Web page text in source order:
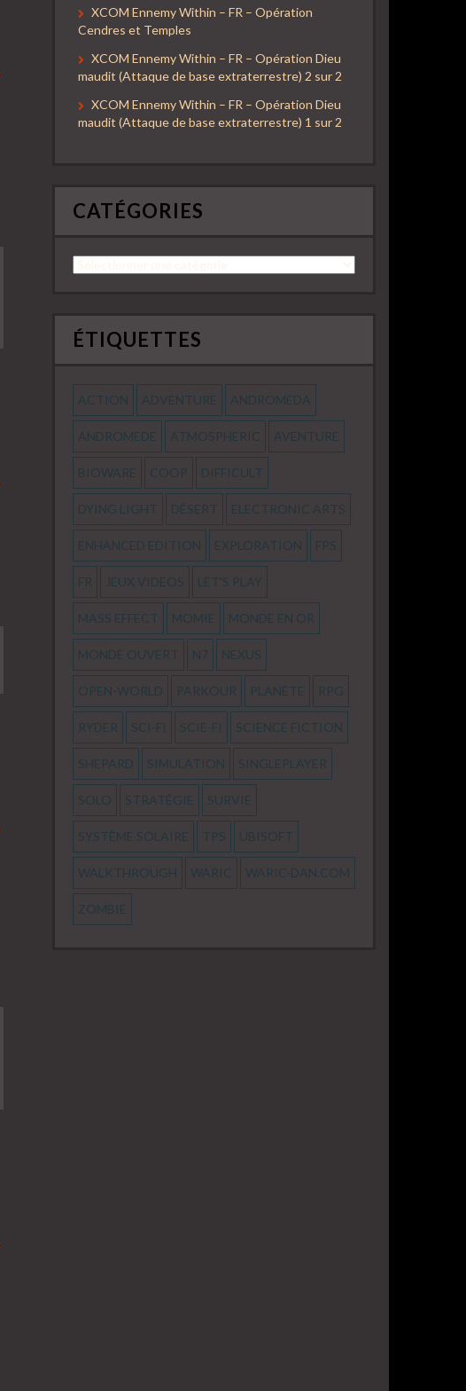
XCOM Ennemy Within – FR – Opération
Cendres et Temples
XCOM Ennemy Within – FR – Opération Dieu
maudit (Attaque de base extraterrestre) 2 sur 2
XCOM Ennemy Within – FR – Opération Dieu
maudit (Attaque de base extraterrestre) 1 sur 2
CATÉGORIES
Catégories
ÉTIQUETTES
ACTION ADVENTURE ANDROMEDA
ANDROMEDE ATMOSPHERIC AVENTURE
BIOWARE COOP DIFFICULT
DYING LIGHT DÉSERT ELECTRONIC ARTS
ENHANCED EDITION EXPLORATION FPS
FR JEUX VIDEOS LET'S PLAY
MASS EFFECT MOMIE MONDE EN OR
MONDE OUVERT N7 NEXUS
OPEN-WORLD PARKOUR PLANÈTE RPG
RYDER SCI-FI SCIE-FI SCIENCE FICTION
SHEPARD SIMULATION SINGLEPLAYER
SOLO STRATÉGIE SURVIE
SYSTÈME SOLAIRE TPS UBISOFT
WALKTHROUGH WARIC WARIC-DAN.COM
ZOMBIE